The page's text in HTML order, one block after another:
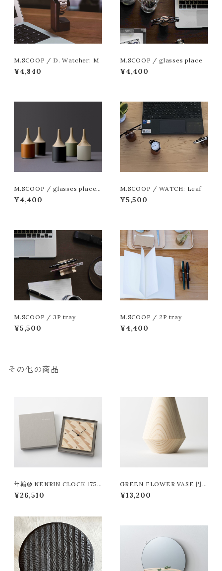
M.SCOOP / D. Watcher: M
¥4,840
M.SCOOP / glasses place
¥4,400
M.SCOOP / glasses place:
NA
¥4,400
M.SCOOP / WATCH: Leaf
¥5,500
M.SCOOP / 3P tray
¥5,500
M.SCOOP / 2P tray
¥4,400
その他の商品
年輪® NENRIN CLOCK 175
波紋 （退職、還暦、節目のお祝
いに）
¥26,510
GREEN FLOWER VASE 円
錐
¥13,200